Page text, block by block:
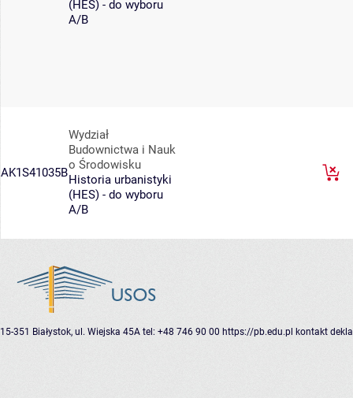
(HES) - do wyboru
A/B
AK1S41035B
Wydział
Budownictwa i Nauk
o Środowisku
Historia urbanistyki
(HES) - do wyboru
A/B
15-351 Białystok, ul. Wiejska 45A tel: +48 746 90 00 https://pb.edu.pl kontakt